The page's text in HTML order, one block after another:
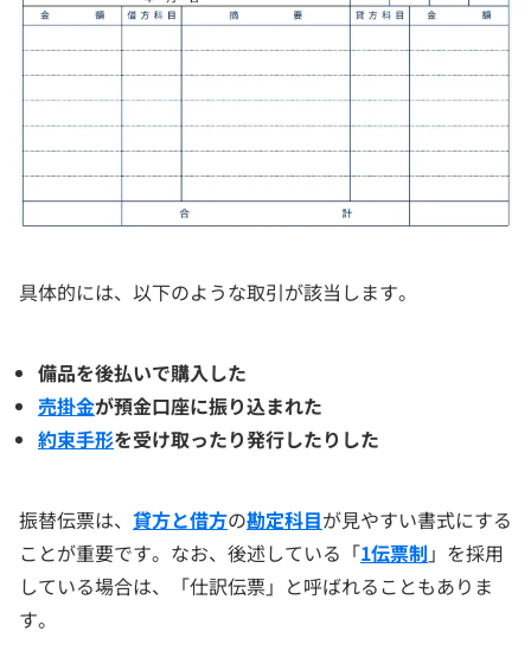
具体的には、以下のような取引が該当します。
備品を後払いで購入した
売掛金が預金口座に振り込まれた
約束手形を受け取ったり発行したりした
振替伝票は、 貸方と借方の勘定科目が見やすい書式にする
ことが重要です。なお、後述している「1伝票制 」を採用
している場合は、「仕訳伝票」と呼ばれることもありま
す。